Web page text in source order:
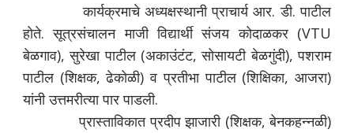
कार्यक्रमाचे अध्यक्षस्थानी प्राचार्य आर. डी. पाटील
होते. सूत्रसंचालन माजी विद्यार्थी संजय कोदाळकर (VTU
बेळगाव), सुरेखा पाटील (अकाउंटंट, सोसायटी बेळगुंदी), पशराम
पाटील (शिक्षक, ढेकोळी) व प्रतीभा पाटील (शिक्षिका, आजरा)
यांनी उत्तमरीत्या पार पाडली.
प्रास्ताविकात प्रदीप झाजारी (शिक्षक, बेनकहन्नळी)